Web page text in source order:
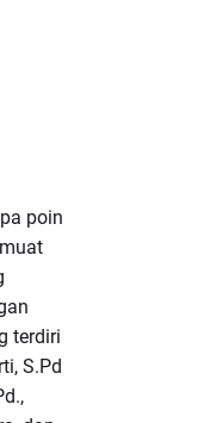
poin
terdiri
S.Pd